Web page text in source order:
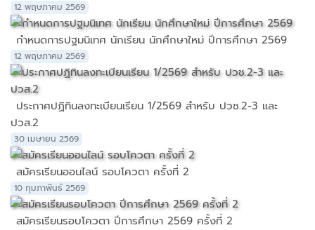
12 พฤษภาคม 2569
กำหนดการปฐมนิเทศ นักเรียน นักศึกษาใหม่ ปีการศึกษา 2569
12 พฤษภาคม 2569
ประกาศปฏิทินลงทะเบียนเรียน 1/2569 สำหรับ ปวช.2-3 และ
ปวส.2
30 เมษายน 2569
สมัครเรียนออนไลน์ รอบโควตา ครั้งที่ 2
10 กุมภาพันธ์ 2569
สมัครเรียนรอบโควตา ปีการศึกษา 2569 ครั้งที่ 2